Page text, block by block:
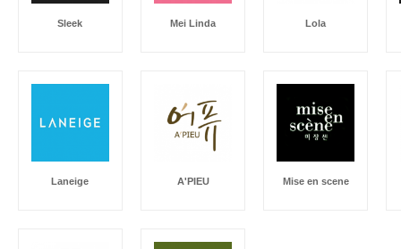
Sleek Mei Linda Lola
Laneige A'PIEU Mise en scene